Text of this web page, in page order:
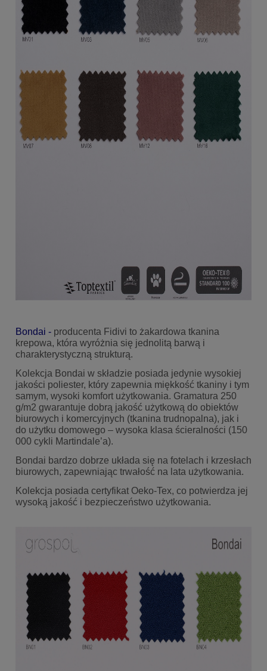
Bondai - producenta Fidivi to żakardowa tkanina
krepowa, która wyróżnia się jednolitą barwą i
charakterystyczną strukturą.
Kolekcja Bondai w składzie posiada jedynie wysokiej
jakości poliester, który zapewnia miękkość tkaniny i tym
samym, wysoki komfort użytkowania. Gramatura 250
g/m2 gwarantuje dobrą jakość użytkową do obiektów
biurowych i komercyjnych (tkanina trudnopalna), jak i
do użytku domowego – wysoka klasa ścieralności (150
000 cykli Martindale’a).
Bondai bardzo dobrze układa się na fotelach i krzesłach
biurowych, zapewniając trwałość na lata użytkowania.
Kolekcja posiada certyfikat Oeko-Tex, co potwierdza jej
wysoką jakość i bezpieczeństwo użytkowania.